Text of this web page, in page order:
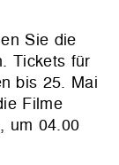
Sie die
Tickets für
bis 25. Mai
Filme
um 04.00